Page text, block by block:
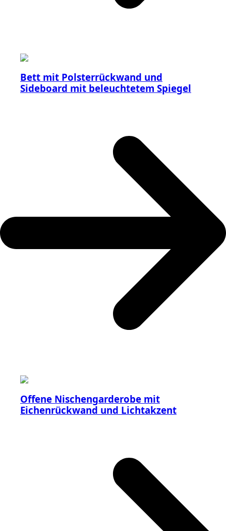
Bett mit Polsterrückwand und
Sideboard mit beleuchtetem Spiegel
Offene Nischengarderobe mit
Eichenrückwand und Lichtakzent